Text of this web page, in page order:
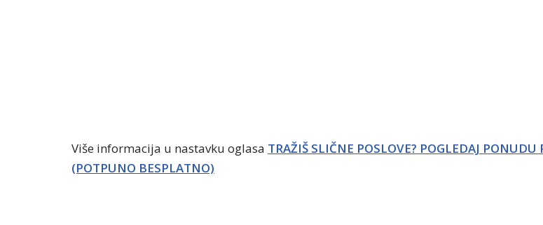
Više informacija u nastavku oglasa TRAŽIŠ SLIČNE POSLOVE? POGLEDAJ PONUDU
(POTPUNO BESPLATNO)